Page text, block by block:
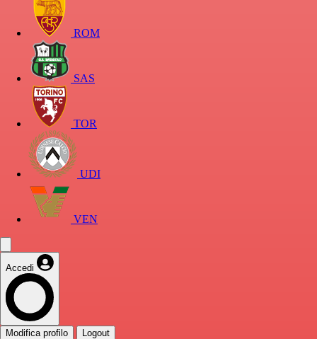
ROM
SAS
TOR
UDI
VEN
Accedi
Modifica profilo Logout